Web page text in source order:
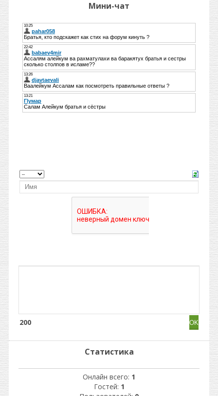
Мини-чат
200
Статистика
Онлайн всего: 1
Гостей: 1